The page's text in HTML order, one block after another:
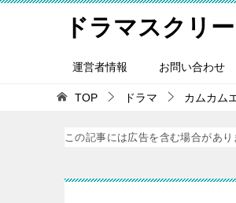
ドラマスクリ
運営者情報 お問い合わせ
TOP ドラマ カムカム
この記事には広告を含む場合があり